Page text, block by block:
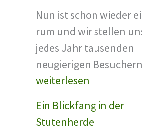
Nun ist schon wieder
rum und wir stellen
jedes Jahr tausenden
neugierigen
weiterlesen
Ein Blickfang in der
Stutenherde